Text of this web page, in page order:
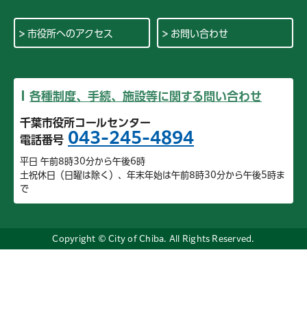
市役所へのアクセス お問い合わせ
各種制度、手続、施設等に関する問い合わせ
千葉市役所コールセンター
電話番号 043-245-4894
平日 午前8時30分から午後6時
土祝休日（日曜は除く）、年末年始は午前8時30分から午後5時ま
で
Copyright © City of Chiba. All Rights Reserved.